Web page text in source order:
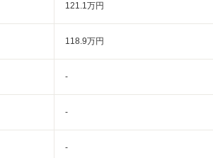
121.1万円
118.9万円
-
-
-